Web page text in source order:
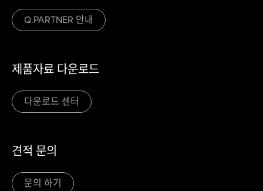
Q.PARTNER 안내
제품자료 다운로드
다운로드 센터
견적 문의
문의 하기